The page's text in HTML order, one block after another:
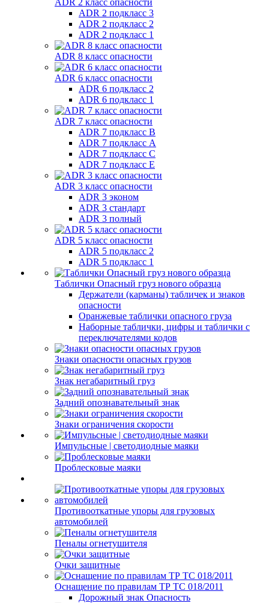
ADR 2 класс опасности
ADR 2 подкласс 3
ADR 2 подкласс 2
ADR 2 подкласс 1
ADR 8 класс опасности
ADR 6 класс опасности
ADR 6 подкласс 2
ADR 6 подкласс 1
ADR 7 класс опасности
ADR 7 подкласс B
ADR 7 подкласс A
ADR 7 подкласс C
ADR 7 подкласс E
ADR 3 класс опасности
ADR 3 эконом
ADR 3 стандарт
ADR 3 полный
ADR 5 класс опасности
ADR 5 подкласс 2
ADR 5 подкласс 1
Таблички Опасный груз нового образца
Держатели (карманы) табличек и знаков
опасности
Оранжевые таблички опасного груза
Наборные таблички, цифры и таблички с
переключателями кодов
Знаки опасности опасных грузов
Знак негабаритный груз
Задний опознавательный знак
Знаки ограничения скорости
Импульсные | светодиодные маяки
Проблесковые маяки
Противооткатные упоры для грузовых
автомобилей
Пеналы огнетушителя
Очки защитные
Оснащение по правилам ТР ТС 018/2011
Дорожный знак Опасность